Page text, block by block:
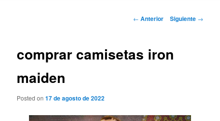
Navegación
← Anterior Siguiente →
comprar camisetas iron
maiden
Posted on17 de agosto de 2022